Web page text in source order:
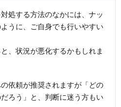
処する方法のなかには、ナッ
うに、ご自身でも行いやすい
、状況が悪化するかもしれま
依頼が推奨されますが「どの
ろう」と、判断に迷う方もい